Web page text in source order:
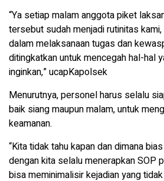
“Ya setiap malam anggota piket
tersebut sudah menjadi rutinitas
dalam melaksanaan tugas dan
ditingkatkan untuk mencegah hal-hal
inginkan,” ucapKapolsek
Menurutnya, personel harus selalu
baik siang maupun malam, untuk
keamanan.
“Kita tidak tahu kapan dan dimana
dengan kita selalu menerapkan SOP
bisa meminimalisir kejadian yang tidak